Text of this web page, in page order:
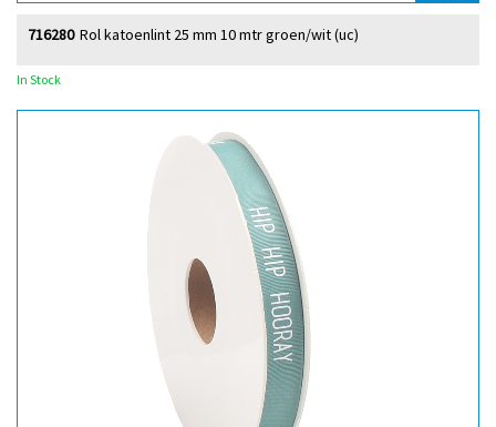
Rol katoenlint 25 mm 10 mtr groen/wit (uc)
716280
In Stock